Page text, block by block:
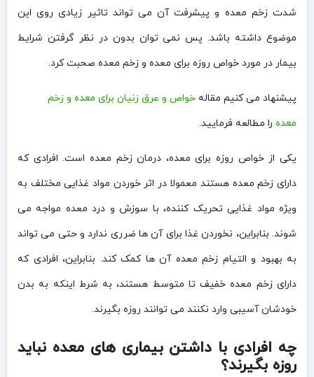
شدت زخم معده و پیشرفت آن می تواند تاثیر زیادی روی این
موضوع داشته باشد. پس نمی توان بدون در نظر گرفتن شرایط
بیمار در مورد خواص روزه برای معده و زخم معده صحبت کرد.
پیشنهاد می کنیم مقاله خواص و عرق زنیان برای معده و زخم
معده را مطالعه فرمایید.
یکی از خواص روزه برای معده، درمان زخم معده است. افرادی که
دارای زخم معده هستند معمولا در اثر خوردن مواد غذایی مختلف به
ویژه مواد غذایی تحریک کننده، با سوزش و درد معده مواجه می
شوند. بنابراین، نخوردن غذا برای آن ها ضرری ندارد و حتی می تواند
به بهبود و التیام زخم معده آن ها کمک کند. بنابراین، افرادی که
دارای زخم معده خفیف تا متوسط هستند، به شرط اینکه به بدن
خودشان آسیبی وارد نکنند می توانند روزه بگیرند.
چه افرادی با داشتن بیماری های معده نباید
روزه بگیرند؟